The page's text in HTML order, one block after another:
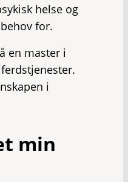
helse og
for.
en master i
i
min